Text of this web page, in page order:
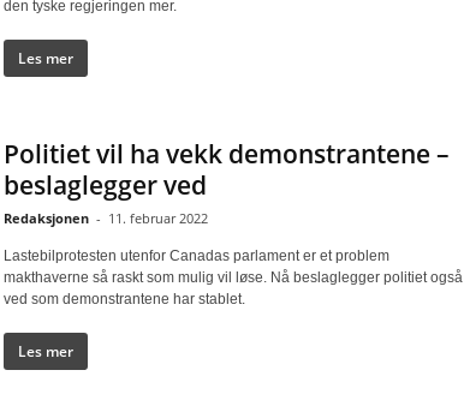
den tyske regjeringen mer.
Les mer
Politiet vil ha vekk demonstrantene –
beslaglegger ved
Redaksjonen - 11. februar 2022
Lastebilprotesten utenfor Canadas parlament er et problem
makthaverne så raskt som mulig vil løse. Nå beslaglegger politiet også
ved som demonstrantene har stablet.
Les mer